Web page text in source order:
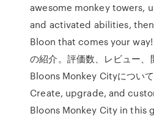
awesome monkey towers,
and activated abilities,
Bloon that comes your
の紹介。評価数、レビュー、
Bloons Monkey Cityについて
Create, upgrade, and
Bloons Monkey City in this